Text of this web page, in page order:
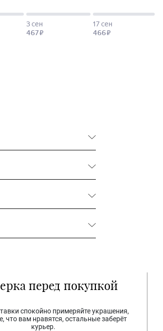
перед покупкой
спокойно примеряйте украшения,
что вам нравятся, остальные заберёт
курьер.